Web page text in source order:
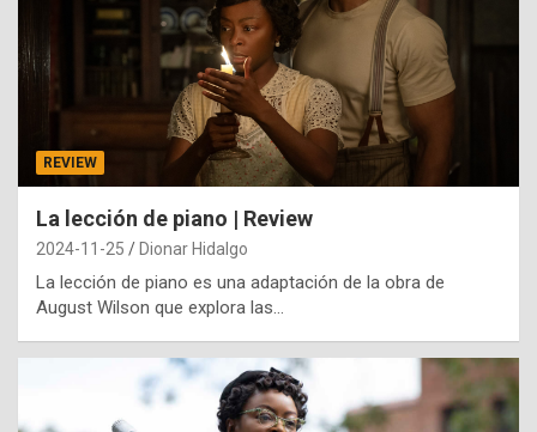
REVIEW
La lección de piano | Review
2024-11-25 Dionar Hidalgo
La lección de piano es una adaptación de la obra de
August Wilson que explora las…